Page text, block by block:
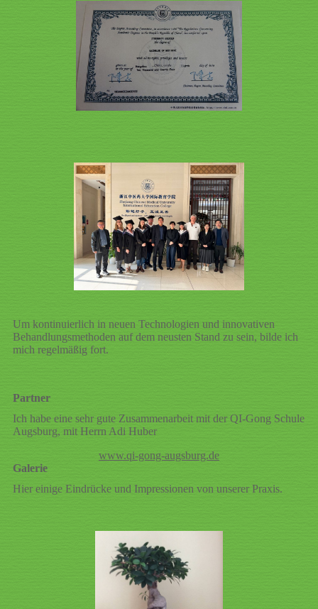
Um kontinuierlich in neuen Technologien und innovativen
Behandlungsmethoden auf dem neusten Stand zu sein, bilde ich
mich regelmäßig fort.
Partner
Ich habe eine sehr gute Zusammenarbeit mit der QI-Gong Schule
Augsburg, mit Herrn Adi Huber
www.qi-gong-augsburg.de
Galerie
Hier einige Eindrücke und Impressionen von unserer Praxis.